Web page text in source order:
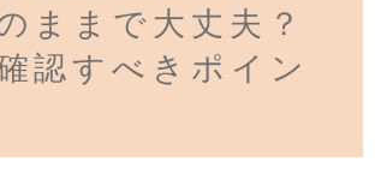
ままで大丈夫？
認すべきポイン